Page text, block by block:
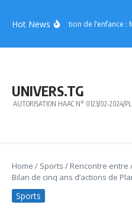
Hot NewsProtection de l’enfance :
UNIVERS.TG
AUTORISATION HAAC N° 0123/02-2024/
Home / Sports / Rencontre entre
Bilan de cinq ans d’actions de
Sports